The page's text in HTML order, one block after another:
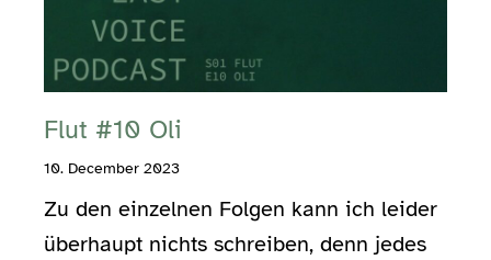
Flut #10 Oli
10. December 2023
Zu den einzelnen Folgen kann ich leider
überhaupt nichts schreiben, denn jedes